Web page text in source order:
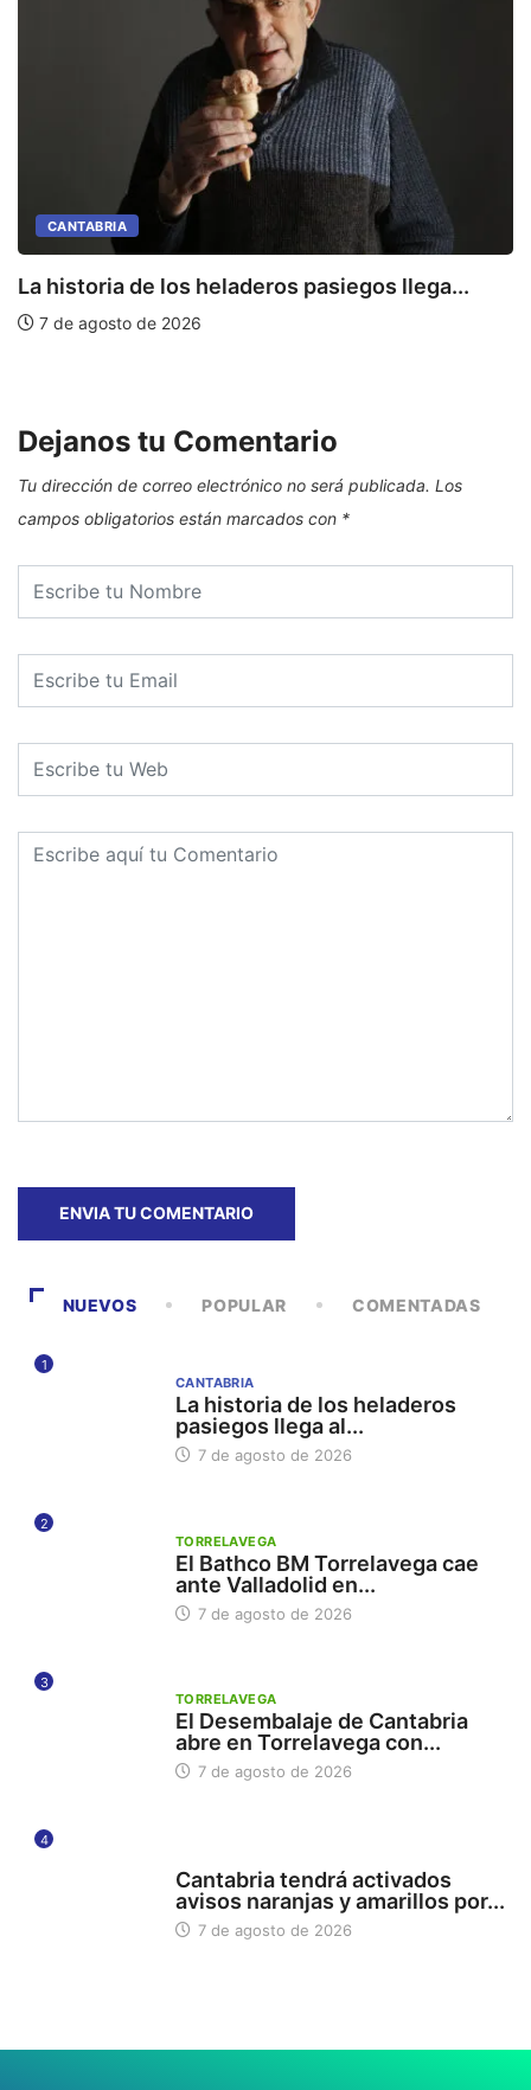
CANTABRIA
La historia de los heladeros pasiegos llega...
7 de agosto de 2026
Dejanos tu Comentario
Tu dirección de correo electrónico no será publicada. Los
campos obligatorios están marcados con *
NUEVOS POPULAR COMENTADAS
1
CANTABRIA
La historia de los heladeros
pasiegos llega al...
7 de agosto de 2026
2
TORRELAVEGA
El Bathco BM Torrelavega cae
ante Valladolid en...
7 de agosto de 2026
3
TORRELAVEGA
El Desembalaje de Cantabria
abre en Torrelavega con...
7 de agosto de 2026
4
Cantabria tendrá activados
avisos naranjas y amarillos por...
7 de agosto de 2026